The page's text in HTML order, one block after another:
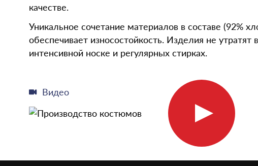
качестве.
Уникальное сочетание материалов в составе (92%
обеспечивает износостойкость. Изделия не
интенсивной носке и регулярных стирках.
Видео